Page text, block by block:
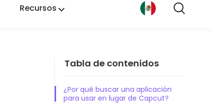
Recursos
Tabla de contenidos
¿Por qué buscar una aplicación
para usar en lugar de Capcut?